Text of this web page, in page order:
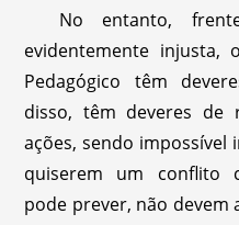
No entanto,
evidentemente injusta,
Pedagógico têm
disso, têm deveres de
ações, sendo impossível
quiserem um conflito
pode prever, não